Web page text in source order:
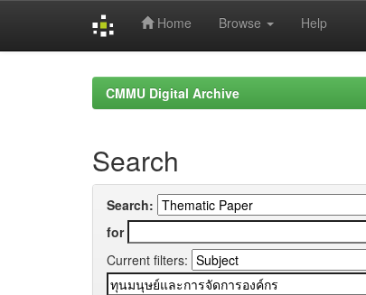
Home Browse Help
CMMU Digital Archive
Search
Search:
for
Current filters: